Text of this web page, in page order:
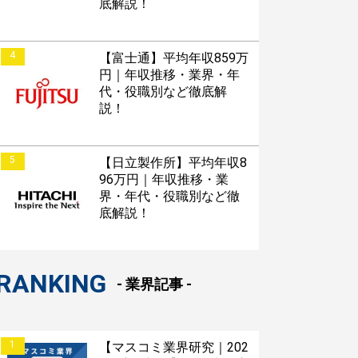
底解説！
4
【富士通】平均年収859万
円｜年収推移・業界・年
代・役職別など徹底解
説！
5
【日立製作所】平均年収8
96万円｜年収推移・業
界・年代・役職別など徹
底解説！
- 業界記事 -
1
【マスコミ業界研究｜202